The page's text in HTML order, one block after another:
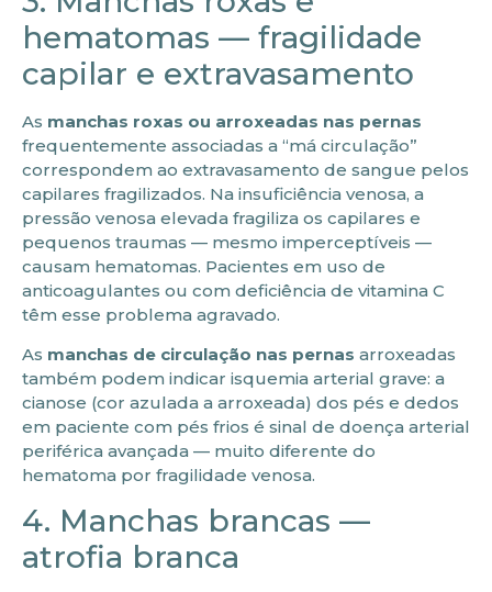
hematomas — fragilidade
capilar e extravasamento
As manchas roxas ou arroxeadas nas pernas
frequentemente associadas a “má circulação”
correspondem ao extravasamento de sangue pelos
capilares fragilizados. Na insuficiência venosa, a
pressão venosa elevada fragiliza os capilares e
pequenos traumas — mesmo imperceptíveis —
causam hematomas. Pacientes em uso de
anticoagulantes ou com deficiência de vitamina C
têm esse problema agravado.
As manchas de circulação nas pernas arroxeadas
também podem indicar isquemia arterial grave: a
cianose (cor azulada a arroxeada) dos pés e dedos
em paciente com pés frios é sinal de doença arterial
periférica avançada — muito diferente do
hematoma por fragilidade venosa.
4. Manchas brancas —
atrofia branca